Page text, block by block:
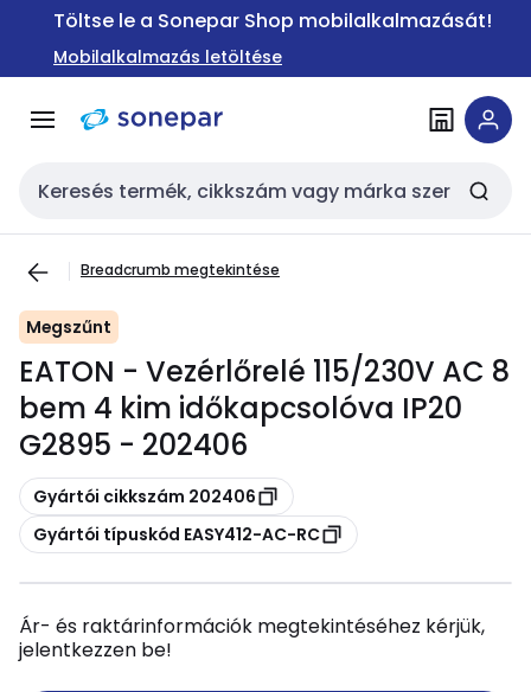
Ugrás a
Ugrás a
tartalomra
Töltse le a Sonepar Shop mobilalkalmazását!
Mobilalkalmazás letöltése
Keresési bemenet
Breadcrumb megtekintése
Megszűnt
EATON - Vezérlőrelé 115/230V AC 8
bem 4 kim időkapcsolóva IP20
G2895 - 202406
Másolás
Gyártói cikkszám 202406
Másolás
Gyártói típuskód EASY412-AC-RC
Ár- és raktárinformációk megtekintéséhez kérjük,
jelentkezzen be!